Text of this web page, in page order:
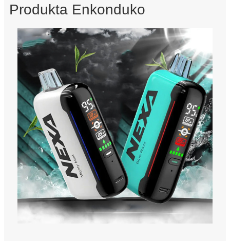
Produkta Enkonduko